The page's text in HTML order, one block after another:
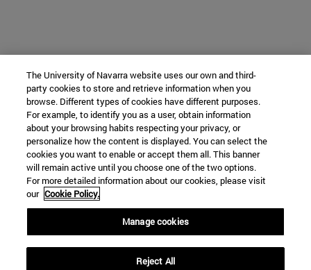
The University of Navarra website uses our own and third-
party cookies to store and retrieve information when you
browse. Different types of cookies have different purposes.
For example, to identify you as a user, obtain information
about your browsing habits respecting your privacy, or
personalize how the content is displayed. You can select the
cookies you want to enable or accept them all. This banner
will remain active until you choose one of the two options.
For more detailed information about our cookies, please visit
our Cookie Policy.
Manage cookies
Reject All